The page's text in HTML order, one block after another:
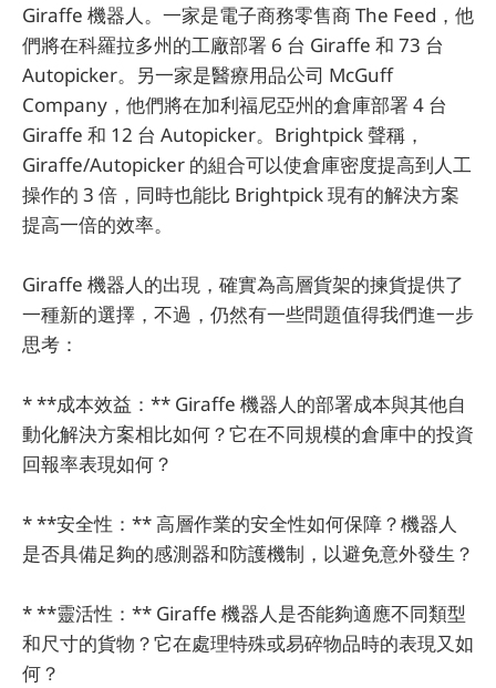
Giraffe 機器人。一家是電子商務零售商 The Feed，他
們將在科羅拉多州的工廠部署 6 台 Giraffe 和 73 台
Autopicker。另一家是醫療用品公司 McGuff
Company，他們將在加利福尼亞州的倉庫部署 4 台
Giraffe 和 12 台 Autopicker。Brightpick 聲稱，
Giraffe/Autopicker 的組合可以使倉庫密度提高到人工
操作的 3 倍，同時也能比 Brightpick 現有的解決方案
提高一倍的效率。
Giraffe 機器人的出現，確實為高層貨架的揀貨提供了
一種新的選擇，不過，仍然有一些問題值得我們進一步
思考：
* **成本效益：** Giraffe 機器人的部署成本與其他自
動化解決方案相比如何？它在不同規模的倉庫中的投資
回報率表現如何？
* **安全性：** 高層作業的安全性如何保障？機器人
是否具備足夠的感測器和防護機制，以避免意外發生？
* **靈活性：** Giraffe 機器人是否能夠適應不同類型
和尺寸的貨物？它在處理特殊或易碎物品時的表現又如
何？